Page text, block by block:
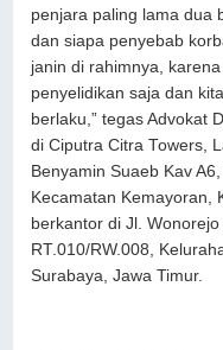
penjara paling lama dua
dan siapa penyebab
janin di rahimnya,
penyelidikan saja dan
berlaku,” tegas Advokat
di Ciputra Citra Towers,
Benyamin Suaeb Kav
Kecamatan Kemayoran,
berkantor di Jl.
RT.010/RW.008,
Surabaya, Jawa Timur.